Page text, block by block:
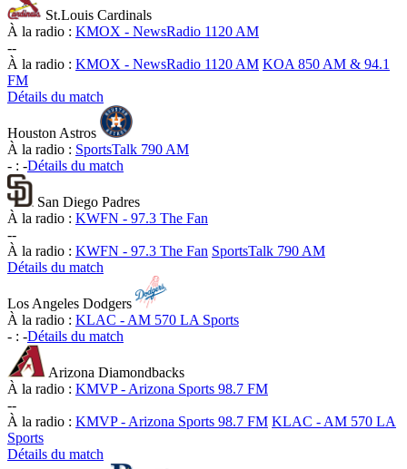
St.Louis Cardinals
À la radio : KMOX - NewsRadio 1120 AM
--
À la radio : KMOX - NewsRadio 1120 AM KOA 850 AM & 94.1
FM
Détails du match
Houston Astros
À la radio : SportsTalk 790 AM
- : -Détails du match
San Diego Padres
À la radio : KWFN - 97.3 The Fan
--
À la radio : KWFN - 97.3 The Fan SportsTalk 790 AM
Détails du match
Los Angeles Dodgers
À la radio : KLAC - AM 570 LA Sports
- : -Détails du match
Arizona Diamondbacks
À la radio : KMVP - Arizona Sports 98.7 FM
--
À la radio : KMVP - Arizona Sports 98.7 FM KLAC - AM 570 LA
Sports
Détails du match